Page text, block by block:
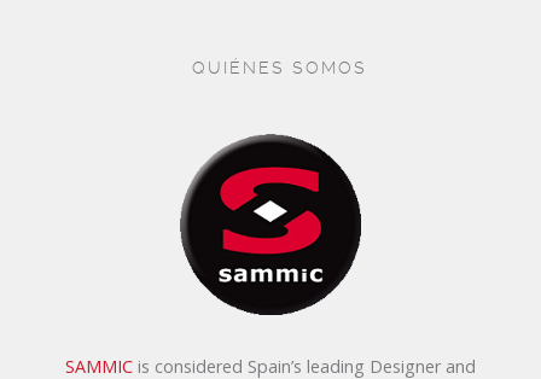
QUIÉNES SOMOS
SAMMIC is considered Spain’s leading Designer and